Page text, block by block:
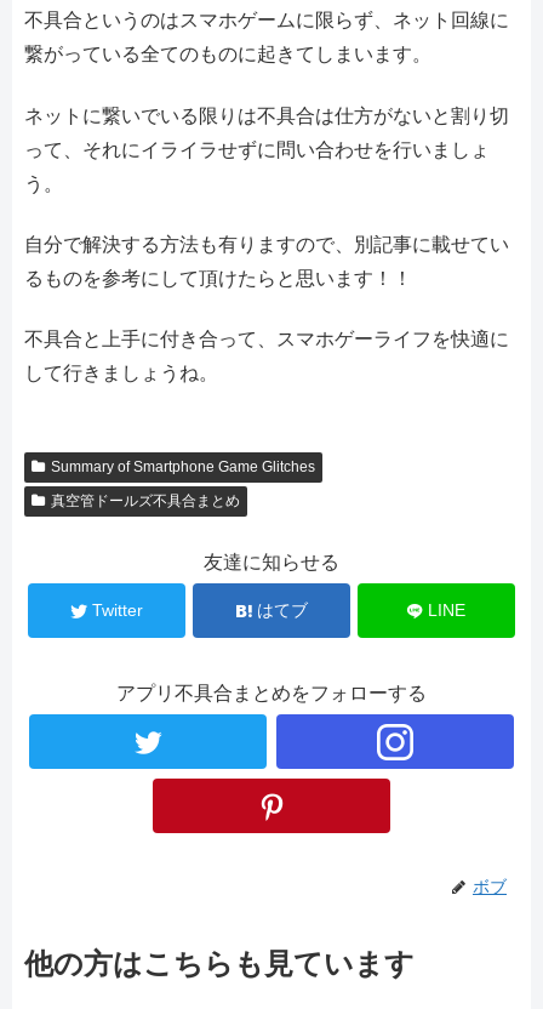
不具合というのはスマホゲームに限らず、ネット回線に
繋がっている全てのものに起きてしまいます。
ネットに繋いでいる限りは不具合は仕方がないと割り切
って、それにイライラせずに問い合わせを行いましょ
う。
自分で解決する方法も有りますので、別記事に載せてい
るものを参考にして頂けたらと思います！！
不具合と上手に付き合って、スマホゲーライフを快適に
して行きましょうね。
Summary of Smartphone Game Glitches
真空管ドールズ不具合まとめ
友達に知らせる
Twitter はてブ LINE
アプリ不具合まとめをフォローする
ボブ
他の方はこちらも見ています